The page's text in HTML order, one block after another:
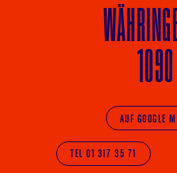
AUF GOOGLE
TEL 01 317 35 71